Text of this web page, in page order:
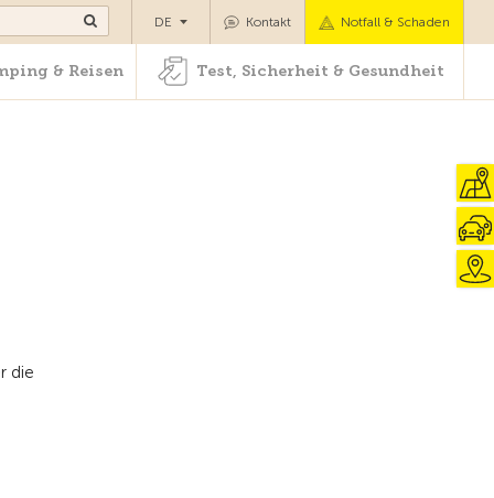
Camping & Reisen Test, Sicherheit & Gesundheit
Kontakt Notfall & Schaden
DE
& Reisen Test, Sicherheit & Gesundheit
die